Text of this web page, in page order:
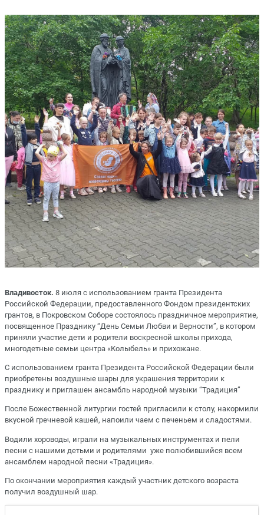
Владивосток. 8 июля с использованием гранта Президента
Российской Федерации, предоставленного Фондом президентских
грантов, в Покровском Соборе состоялось праздничное мероприятие,
посвященное Празднику “День Семьи Любви и Верности”, в котором
приняли участие дети и родители воскресной школы прихода,
многодетные семьи центра «Колыбель» и прихожане.
С использованием гранта Президента Российской Федерации были
приобретены воздушные шары для украшения территории к
празднику и приглашен ансамбль народной музыки “Традиция”
После Божественной литургии гостей пригласили к столу, накормили
вкусной гречневой кашей, напоили чаем с печеньем и сладостями.
Водили хороводы, играли на музыкальных инструментах и пели
песни с нашими детьми и родителями уже полюбившийся всем
ансамблем народной песни «Традиция».
По окончании мероприятия каждый участник детского возраста
получил воздушный шар.